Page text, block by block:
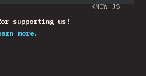
KNOW JS
supporting us!
more.